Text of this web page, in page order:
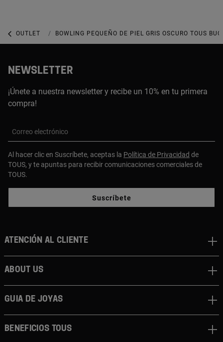
OUTLET OUTLET BOLSOS
BOWLING PEQUEÑO DE PIEL GRIS OSCURO TOUS
NEWSLETTER
¡Únete a nuestra newsletter y recibe un 10% en tu primera
compra!
Correo electrónico
Al hacer clic en Suscríbete, aceptas la Política de Privacidad de
TOUS, y te apuntas para recibir comunicaciones comerciales de
TOUS.
Suscríbete
Atención al cliente
About us
Guia de joyas
Beneficios TOUS